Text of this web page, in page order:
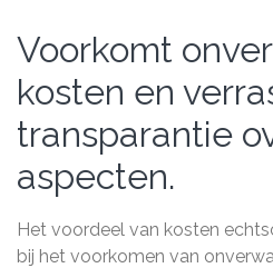
Voorkomt
kosten en
transparantie
aspecten.
Het voordeel van kosten
bij het voorkomen van